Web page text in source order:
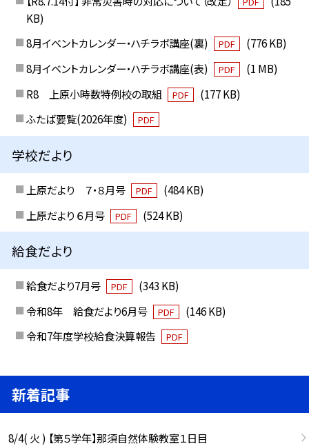
KB)
8月イベントカレンダー・ハチラボ講座(裏)
PDF
(776 KB)
8月イベントカレンダー・ハチラボ講座(表)
PDF
(1 MB)
R8 上原小時数特例校の取組
PDF
(177 KB)
ふたば要覧(2026年度)
PDF
学校だより
上原だより ７・８月号 PDF
(484 KB)
上原だより ６月号
PDF (524 KB)
給食だより
給食だより7月号 PDF
(343 KB)
令和8年 給食だより6月号
PDF
(146 KB)
令和7年度学校給食決算報告
PDF
新着記事
8/4( 火 ) 【第５学年】那須自然体験教室１日目